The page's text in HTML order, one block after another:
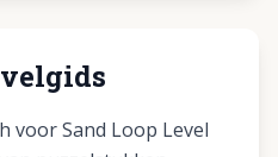
voor Sand Loop Level